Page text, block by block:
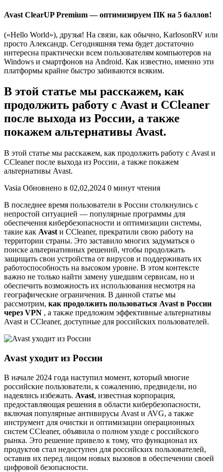
Avast ClearUP Premium — оптимизируем ПК на 5 баллов!
(«Hello World»), друзья! На связи, как обычно, KarlosonRV или
просто Александр. Сегодняшняя тема будет достаточно
интересна практически всем пользователям компьютеров на
Windows и смартфонов на Android. Как известно, именно эти
платформы крайне быстро забиваются всяким.
В этой статье мы расскажем, как
продолжить работу с Avast и CCleaner
после выхода из России, а также
покажем альтернативы Avast.
В этой статье мы расскажем, как продолжить работу с Avast и
CCleaner после выхода из России, а также покажем
альтернативы Avast.
Vasia Обновнено в 02,02,2024 0 минут чтения
В последнее время пользователи в России столкнулись с
непростой ситуацией — популярные программы для
обеспечения кибербезопасности и оптимизации системы,
такие как Avast и CCleaner, прекратили свою работу на
территории страны. Это заставило многих задуматься о
поиске альтернативных решений, чтобы продолжать
защищать свои устройства от вирусов и поддерживать их
работоспособность на высоком уровне. В этом контексте
важно не только найти замену ушедшим сервисам, но и
обеспечить возможность их использования несмотря на
географические ограничения. В данной статье мы
рассмотрим, как продолжить пользоваться Avast в России
через VPN , а также предложим эффективные альтернативы
Avast и CCleaner, доступные для российских пользователей.
Avast уходит из России
В начале 2024 года наступил момент, который многие
российские пользователи, к сожалению, предвидели, но
надеялись избежать. Avast, известная корпорация,
предоставляющая решения в области кибербезопасности,
включая популярные антивирусы Avast и AVG, а также
инструмент для очистки и оптимизации операционных
систем CCleaner, объявила о полном уходе с российского
рынка. Это решение привело к тому, что функционал их
продуктов стал недоступен для российских пользователей,
оставив их перед лицом новых вызовов в обеспечении своей
цифровой безопасности.